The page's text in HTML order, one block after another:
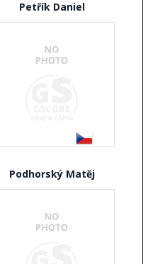
Petřík Daniel
Podhorský Matěj